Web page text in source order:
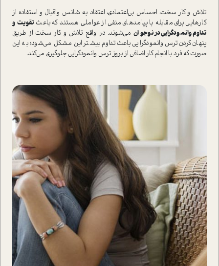
تلاش و کار سخت، احساس بی‌اعتمادی، اعتقاد به شانس واقبال و استفاده از
كارهايی برای مقابله با پیامدهای منفی از عواملي هستند که باعث تقویت و
تداوم وانمودگرایی در نوجوان می‌شوند. در واقع تلاش و کار سخت از طریق
پنهان‌کردن ترس وانمودگرایی باعث تداوم بيشتر اين مشكل می‌شود؛ به این
صورت که فرد با انجام کار اضافی از بروز ترس وانمودگرایی جلوگیری می‌کند.